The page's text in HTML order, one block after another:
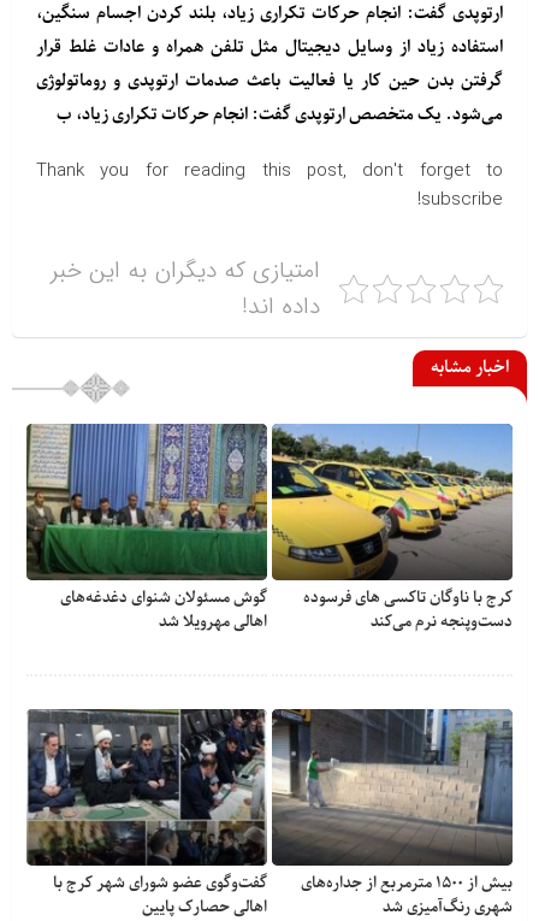
ارتوپدی گفت: انجام حرکات تکراری زیاد، بلند کردن اجسام سنگین،
استفاده زیاد از وسایل دیجیتال مثل تلفن همراه و عادات غلط قرار
گرفتن بدن حین کار یا فعالیت باعث صدمات ارتوپدی و روماتولوژی
می‌شود. یک متخصص ارتوپدی گفت: انجام حرکات تکراری زیاد، ب
Thank you for reading this post, don't forget to
subscribe!
امتیازی که دیگران به این خبر
داده اند!
اخبار مشابه
کرج با ناوگان تاکسی های فرسوده
دست‌وپنجه نرم می‌کند
گوش مسئولان شنوای دغدغه‎‌های
اهالی مهرویلا شد
بیش از ۱۵۰۰ مترمربع از جداره‌های
شهری رنگ‌آمیزی شد
گفت‌وگوی عضو شورای شهر کرج با
اهالی حصارک پایین